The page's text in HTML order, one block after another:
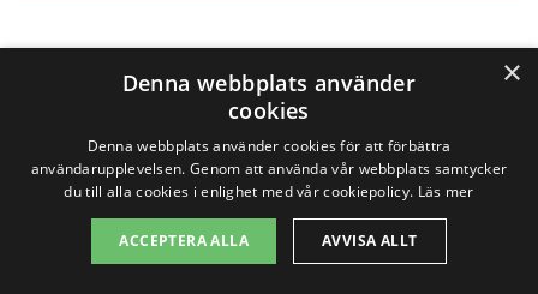
Sök efter en
professionell för
trappstädning i andra
städer nära Laxvik
×
Denna webbplats använder
cookies
Denna webbplats använder cookies för att förbättra
användarupplevelsen. Genom att använda vår webbplats samtycker
du till alla cookies i enlighet med vår cookiepolicy. Läs mer
ACCEPTERA ALLA AVVISA ALLT